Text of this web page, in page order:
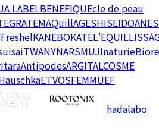
LABELBENEFIQUEcle de peau
MAQuillAGESHISEIDO
FreshelKANEBOKATEL'EQUIL
TWANYNARSMUJInaturieBiore
AntipodesARGITALCOSME
ETVOSFEMMUEF
hadalabo